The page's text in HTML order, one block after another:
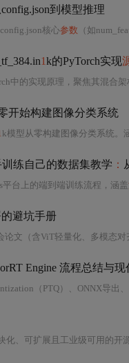
config.json到模型推理
核心参数 （如num_features=768、输入尺寸
1k的PyTorch实现
中的实现原理，聚焦其混合
开始构建图像分类系统
k模型从零构建图像分类系统。涵盖环境配置、三步预测流程、SE模块与分组卷积架构原理、
训练自己的数据集教学 ：
台上的端到端训练流程，涵盖
避坑手册
Engine 流程总结与
Python库，专为计算机视觉任务设计，深度集成于